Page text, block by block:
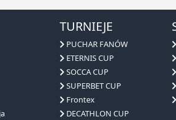
PUCHAR FANÓW
ETERNIS CUP
SOCCA CUP
SUPERBET CUP
Frontex
DECATHLON CUP